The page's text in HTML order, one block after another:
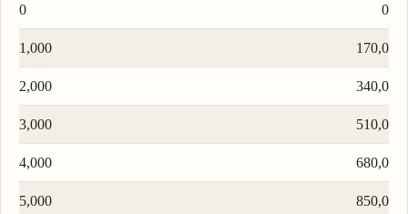
0 0
1,000 170,0
2,000 340,0
3,000 510,0
4,000 680,0
5,000 850,0